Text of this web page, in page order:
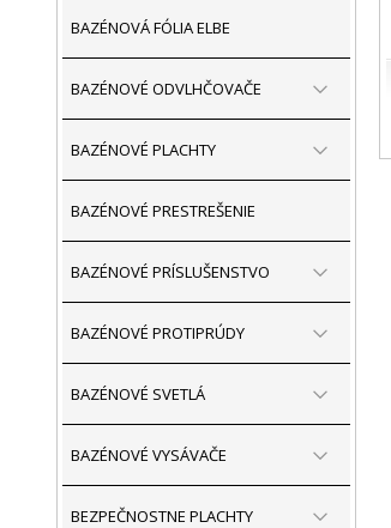
BAZÉNOVÁ FÓLIA ELBE
BAZÉNOVÉ ODVLHČOVAČE
BAZÉNOVÉ PLACHTY
BAZÉNOVÉ PRESTREŠENIE
BAZÉNOVÉ PRÍSLUŠENSTVO
BAZÉNOVÉ PROTIPRÚDY
BAZÉNOVÉ SVETLÁ
BAZÉNOVÉ VYSÁVAČE
BEZPEČNOSTNE PLACHTY